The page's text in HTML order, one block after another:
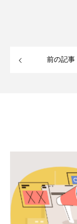
前の記事